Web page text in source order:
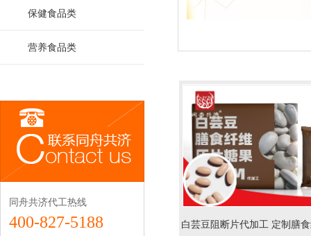
保健食品类
营养食品类
同舟共济代工热线
400-827-5188 白芸豆阻断片代加工 定制膳